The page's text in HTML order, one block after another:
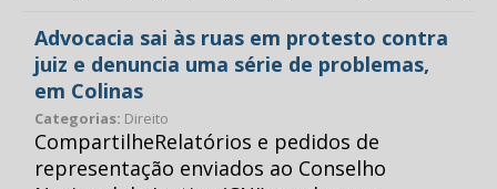
Advocacia sai às ruas em protesto contra
juiz e denuncia uma série de problemas,
em Colinas
Categorias: Direito
CompartilheRelatórios e pedidos de
representação enviados ao Conselho